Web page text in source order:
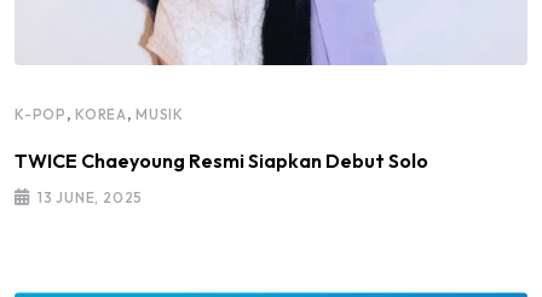
K-POP , KOREA , MUSIK
TWICE Chaeyoung Resmi Siapkan Debut Solo
13 JUNE, 2025